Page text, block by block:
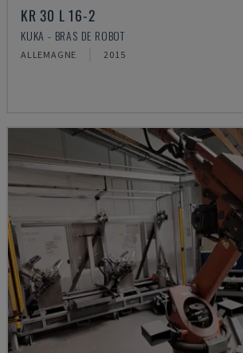
KR 30 L 16-2
KUKA - BRAS DE ROBOT
ALLEMAGNE 2015